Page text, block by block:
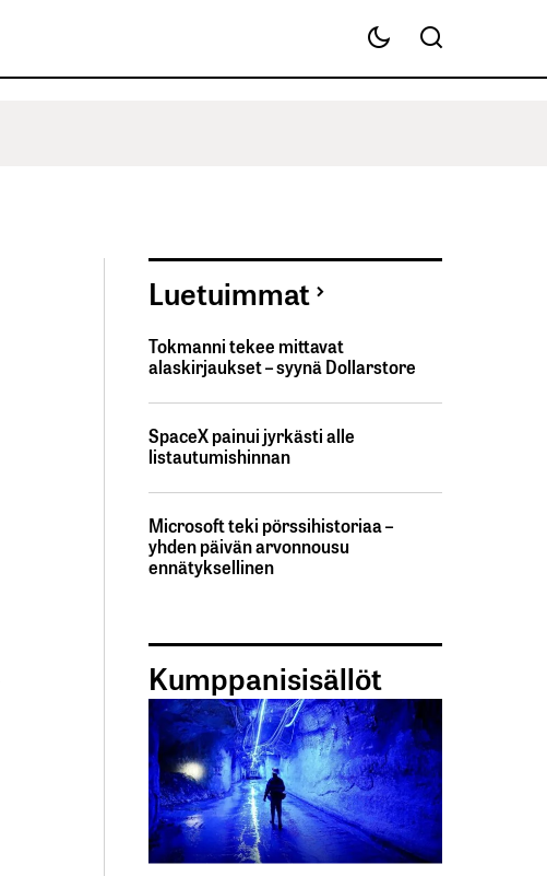
Luetuimmat
Tokmanni tekee mittavat
alaskirjaukset – syynä Dollarstore
SpaceX painui jyrkästi alle
listautumishinnan
Microsoft teki pörssihistoriaa –
yhden päivän arvonnousu
ennätyksellinen
Kumppanisisällöt